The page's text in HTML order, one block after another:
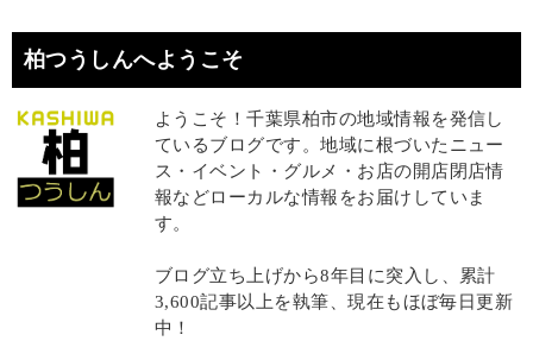
柏つうしんへようこそ
ようこそ！千葉県柏市の地域情報を発信し
ているブログです。地域に根づいたニュー
ス・イベント・グルメ・お店の開店閉店情
報などローカルな情報をお届けしていま
す。
ブログ立ち上げから8年目に突入し、累計
3,600記事以上を執筆、現在もほぼ毎日更新
中！